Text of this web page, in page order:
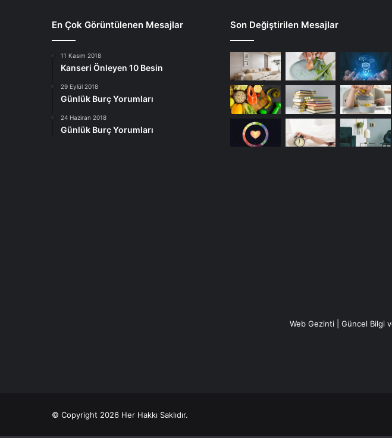
En Çok Görüntülenen Mesajlar
11 Kasım 2018
Kanseri Önleyen 10 Besin
29 Eylül 2018
Günlük Burç Yorumları
24 Haziran 2018
Günlük Burç Yorumları
Son Değiştirilen Mesajlar
Web Gezinti | Güncel Bilgi
© Copyright 2026 Her Hakkı Saklıdır.